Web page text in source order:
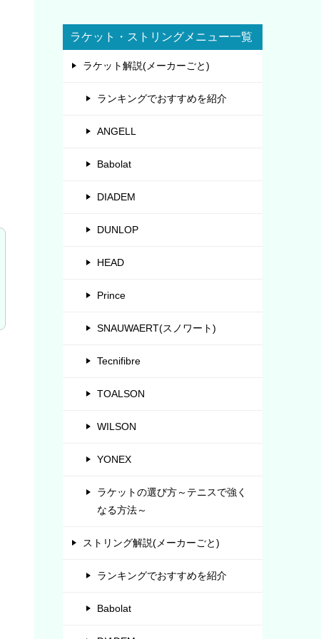
ラケット・ストリングメニュー一覧
ラケット解説(メーカーごと)
ランキングでおすすめを紹介
ANGELL
Babolat
DIADEM
DUNLOP
HEAD
Prince
SNAUWAERT(スノワート)
Tecnifibre
TOALSON
WILSON
YONEX
ラケットの選び方～テニスで強く
なる方法～
ストリング解説(メーカーごと)
ランキングでおすすめを紹介
Babolat